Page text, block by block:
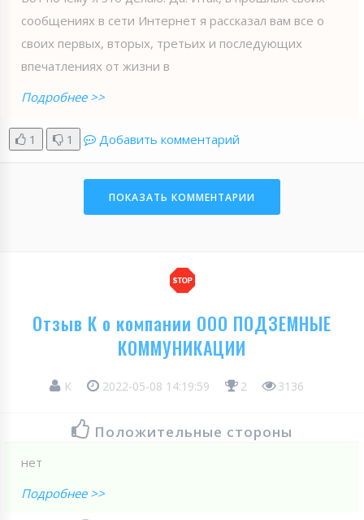
сообщениях в сети Интернет я рассказал вам все о
своих первых, вторых, третьих и последующих
впечатлениях от жизни в
Подробнее >>
1 1 Добавить комментарий
ПОКАЗАТЬ КОММЕНТАРИИ
Отзыв К о компании ООО ПОДЗЕМНЫЕ
КОММУНИКАЦИИ
К 2022-05-08 14:19:59 2 3136
Положительные стороны
нет
Подробнее >>